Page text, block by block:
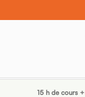
15 h de cours